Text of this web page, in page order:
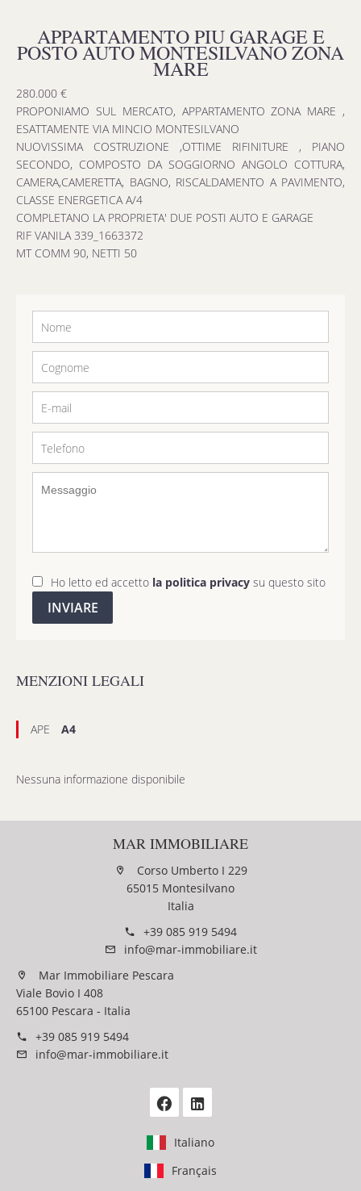
APPARTAMENTO PIU GARAGE E
POSTO AUTO MONTESILVANO ZONA
MARE
280.000 €
PROPONIAMO SUL MERCATO, APPARTAMENTO ZONA MARE ,
ESATTAMENTE VIA MINCIO MONTESILVANO
NUOVISSIMA COSTRUZIONE ,OTTIME RIFINITURE , PIANO
SECONDO, COMPOSTO DA SOGGIORNO ANGOLO COTTURA,
CAMERA,CAMERETTA, BAGNO, RISCALDAMENTO A PAVIMENTO,
CLASSE ENERGETICA A/4
COMPLETANO LA PROPRIETA' DUE POSTI AUTO E GARAGE
RIF VANILA 339_1663372
MT COMM 90, NETTI 50
Ho letto ed accetto la politica privacy su questo sito
INVIARE
MENZIONI LEGALI
APE A4
Nessuna informazione disponibile
MAR IMMOBILIARE
Corso Umberto I 229
65015 Montesilvano
Italia
+39 085 919 5494
info@mar-immobiliare.it
Mar Immobiliare Pescara
Viale Bovio I 408
65100 Pescara - Italia
+39 085 919 5494
info@mar-immobiliare.it
Italiano
Français